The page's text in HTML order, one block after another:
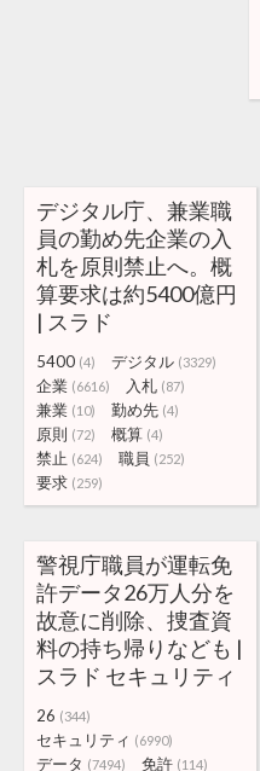
デジタル庁、兼業職
員の勤め先企業の入
札を原則禁止へ。概
算要求は約5400億円
| スラド
5400 (4) デジタル (3329)
企業 (6616) 入札 (87)
兼業 (10) 勤め先 (4)
原則 (72) 概算 (4)
禁止 (624) 職員 (252)
要求 (259)
警視庁職員が運転免
許データ26万人分を
故意に削除、捜査資
料の持ち帰りなども |
スラド セキュリティ
26 (344)
セキュリティ (6990)
データ (7494) 免許 (114)